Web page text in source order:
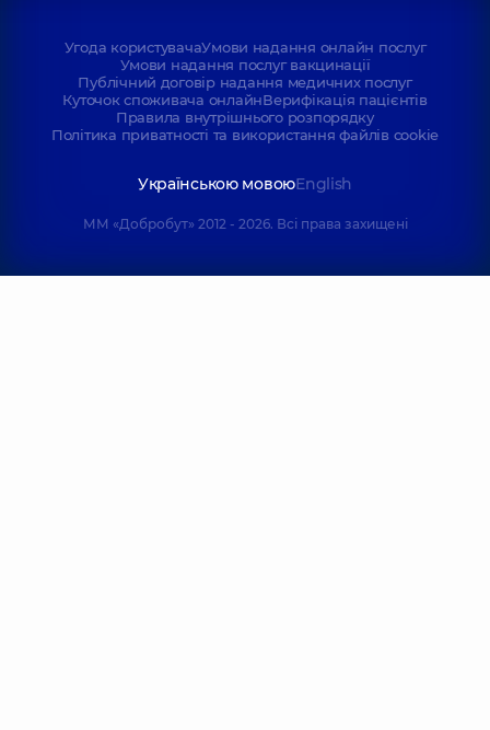
Угода користувачаУмови надання онлайн послуг
Умови надання послуг вакцинації
Публічний договір надання медичних послуг
Куточок споживача онлайнВерифікація пацієнтів
Правила внутрішнього розпорядку
Політика приватності та використання файлів cookie
Українською мовоюEnglish
ММ «Добробут» 2012 - 2026. Всі права захищені